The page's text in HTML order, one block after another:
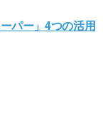
パー」4つの活用